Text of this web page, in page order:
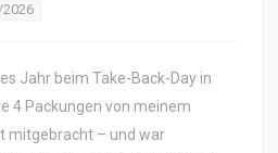
2026
Jahr beim Take-Back-Day in
4 Packungen von meinem
mitgebracht – und war